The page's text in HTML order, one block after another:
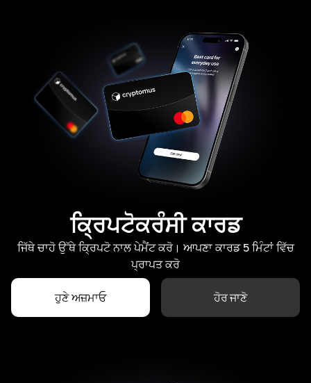
ਕ੍ਰਿਪਟੋਕਰੰਸੀ ਕਾਰਡ
ਜਿੱਥੇ ਚਾਹੋ ਉੱਥੇ ਕ੍ਰਿਪਟੋ ਨਾਲ ਪੇਮੈਂਟ ਕਰੋ। ਆਪਣਾ ਕਾਰਡ 5 ਮਿੰਟਾਂ ਵਿੱਚ
ਪ੍ਰਾਪਤ ਕਰੋ
ਹੁਣੇ ਅਜ਼ਮਾਓ ਹੋਰ ਜਾਣੋ